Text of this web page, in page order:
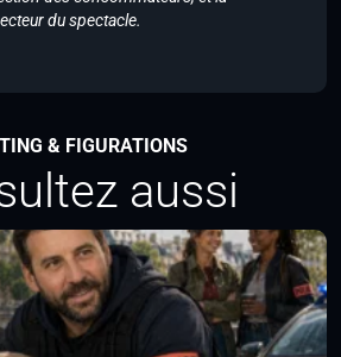
du spectacle.
& FIGURATIONS
aussi